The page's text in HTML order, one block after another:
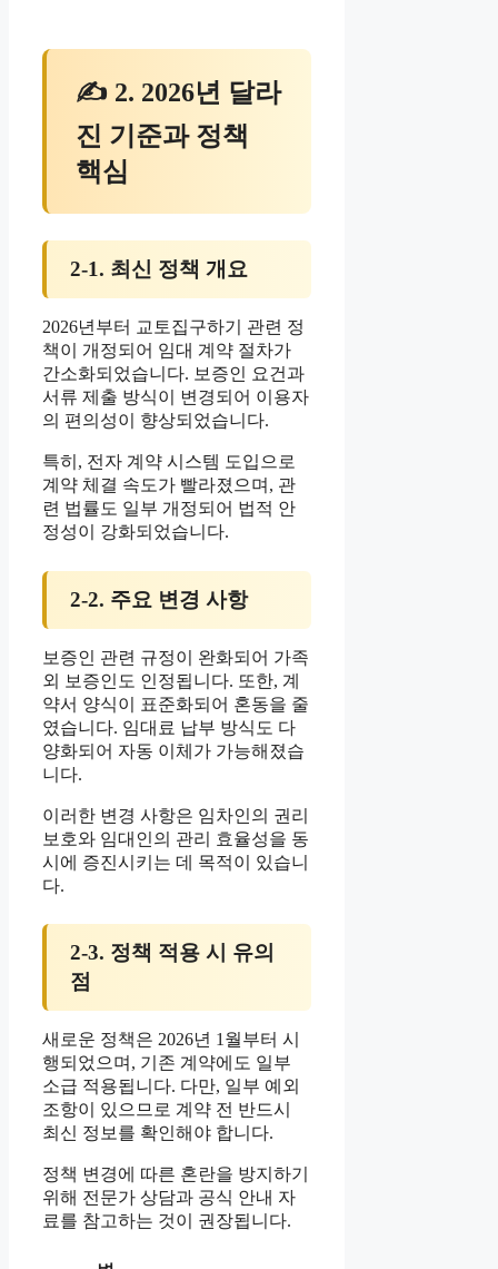
✍ 2. 2026년 달라
진 기준과 정책
핵심
2-1. 최신 정책 개요
2026년부터 교토집구하기 관련 정
책이 개정되어 임대 계약 절차가
간소화되었습니다. 보증인 요건과
서류 제출 방식이 변경되어 이용자
의 편의성이 향상되었습니다.
특히, 전자 계약 시스템 도입으로
계약 체결 속도가 빨라졌으며, 관
련 법률도 일부 개정되어 법적 안
정성이 강화되었습니다.
2-2. 주요 변경 사항
보증인 관련 규정이 완화되어 가족
외 보증인도 인정됩니다. 또한, 계
약서 양식이 표준화되어 혼동을 줄
였습니다. 임대료 납부 방식도 다
양화되어 자동 이체가 가능해졌습
니다.
이러한 변경 사항은 임차인의 권리
보호와 임대인의 관리 효율성을 동
시에 증진시키는 데 목적이 있습니
다.
2-3. 정책 적용 시 유의
점
새로운 정책은 2026년 1월부터 시
행되었으며, 기존 계약에도 일부
소급 적용됩니다. 다만, 일부 예외
조항이 있으므로 계약 전 반드시
최신 정보를 확인해야 합니다.
정책 변경에 따른 혼란을 방지하기
위해 전문가 상담과 공식 안내 자
료를 참고하는 것이 권장됩니다.